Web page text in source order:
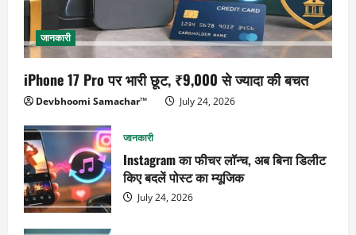
जानकारी
iPhone 17 Pro पर भारी छूट, ₹9,000 से ज्यादा की बचत
Devbhoomi Samachar™ July 24, 2026
जानकारी
Instagram का फीचर लॉन्च, अब बिना डिलीट
किए बदलें पोस्ट का म्यूजिक
July 24, 2026